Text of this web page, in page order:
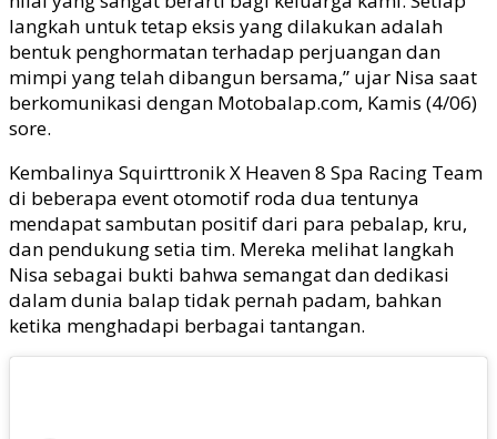
langkah untuk tetap eksis yang dilakukan adalah
bentuk penghormatan terhadap perjuangan dan
mimpi yang telah dibangun bersama,” ujar Nisa saat
berkomunikasi dengan Motobalap.com, Kamis (4/06)
sore.
Kembalinya Squirttronik X Heaven 8 Spa Racing Team
di beberapa event otomotif roda dua tentunya
mendapat sambutan positif dari para pebalap, kru,
dan pendukung setia tim. Mereka melihat langkah
Nisa sebagai bukti bahwa semangat dan dedikasi
dalam dunia balap tidak pernah padam, bahkan
ketika menghadapi berbagai tantangan.